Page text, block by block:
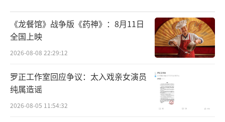
说“虾”，没想到杨迪以为是“瞎”，立马翻
了一个白眼，摆好pose一起自拍，这个包袱正
是来自杨迪现场攒出来的梗，也立刻得到对手
演员雷佳音和导演苏伦的认可，也让这个对手
戏的喜感再翻一番儿。
此次也是杨迪继电影《超时空同居》后再
次和苏伦导演合作，依旧饰演令雷佳音“语
《龙餐馆》战争版《药神》：8月11日
全国上映
2026-08-08 22:29:12
罗正工作室回应争议：太入戏亲女演员
纯属造谣
2026-08-05 11:54:32